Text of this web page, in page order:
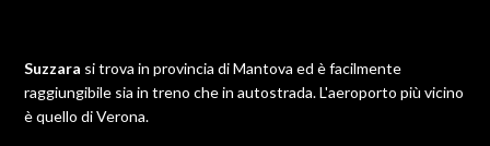
Suzzara si trova in provincia di Mantova ed è facilmente
raggiungibile sia in treno che in autostrada. L'aeroporto più vicino
è quello di Verona.